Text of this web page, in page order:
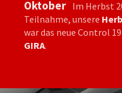
Oktober Im Herbst
Teilnahme, unsere
war das neue Control
GIRA.